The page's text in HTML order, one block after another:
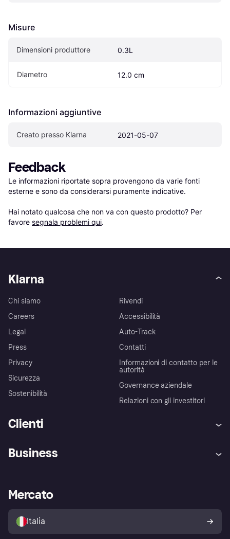
Misure
Dimensioni produttore 0.3L
Diametro 12.0 cm
Informazioni aggiuntive
Creato presso Klarna 2021-05-07
Feedback
Le informazioni riportate sopra provengono da varie fonti
esterne e sono da considerarsi puramente indicative.
Hai notato qualcosa che non va con questo prodotto? Per
favore segnala problemi qui.
Klarna
Chi siamo
Careers
Legal
Press
Privacy
Sicurezza
Sostenibilità
Rivendi
Accessibilità
Auto-Track
Contatti
Informazioni di contatto per le
autorità
Governance aziendale
Relazioni con gli investitori
Clienti
Assistenza
Esplora i negozi
Politica di protezione
dell'acquirente Klarna
Business
Accesso aziende
Mercato
Italia